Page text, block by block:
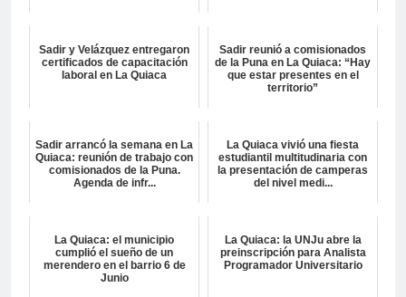
Sadir y Velázquez entregaron
certificados de capacitación
laboral en La Quiaca
Sadir reunió a comisionados
de la Puna en La Quiaca: “Hay
que estar presentes en el
territorio”
Sadir arrancó la semana en La
Quiaca: reunión de trabajo con
comisionados de la Puna.
Agenda de infr...
La Quiaca vivió una fiesta
estudiantil multitudinaria con
la presentación de camperas
del nivel medi...
La Quiaca: el municipio
cumplió el sueño de un
merendero en el barrio 6 de
Junio
La Quiaca: la UNJu abre la
preinscripción para Analista
Programador Universitario